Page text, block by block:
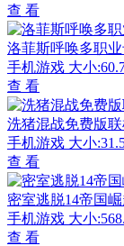
查 看
洛菲斯呼唤多职
手机游戏 大小
查 看
洗猪混战免费版
手机游戏 大小
查 看
密室逃脱14帝国
手机游戏 大小
查 看